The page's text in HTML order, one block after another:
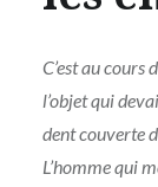
C’est au cours
l’objet qui
dent couverte
L’homme qui